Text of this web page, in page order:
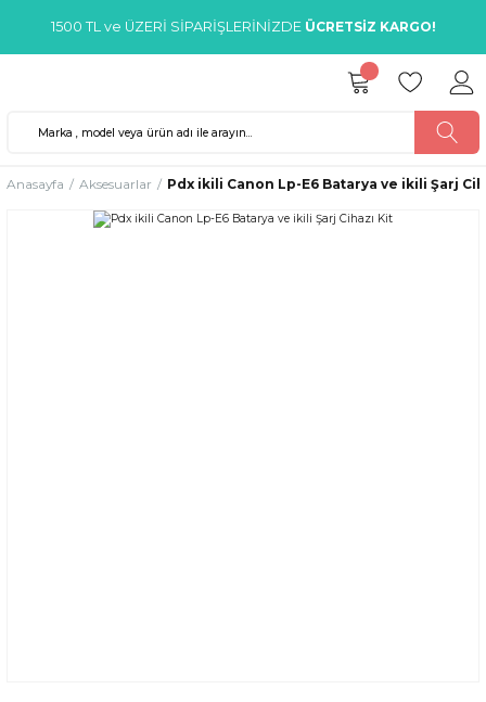
1500 TL ve ÜZERİ SİPARİŞLERİNİZDE ÜCRETSİZ KARGO!
Anasayfa Aksesuarlar Pdx ikili Canon Lp-E6 Batarya ve ikili Şarj